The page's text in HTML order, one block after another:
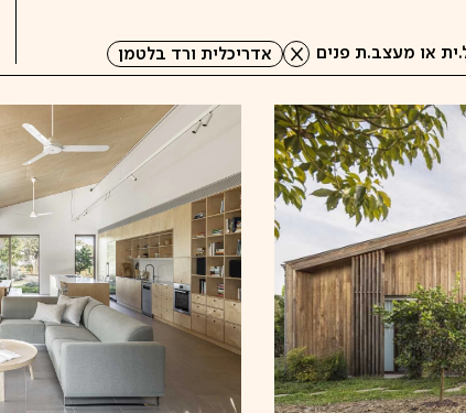
או מעצב.ת פנים אדריכלית ורד בלטמן